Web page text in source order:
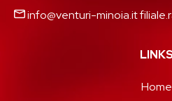
info@venturi-minoia.it
Home